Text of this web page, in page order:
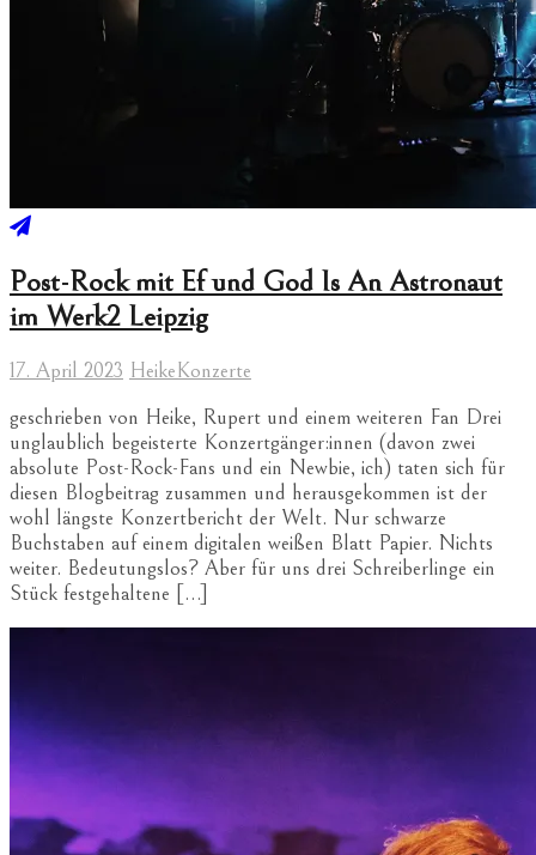
Post-Rock mit Ef und God Is An Astronaut
im Werk2 Leipzig
17. April 2023 HeikeKonzerte
geschrieben von Heike, Rupert und einem weiteren Fan Drei
unglaublich begeisterte Konzertgänger:innen (davon zwei
absolute Post-Rock-Fans und ein Newbie, ich) taten sich für
diesen Blogbeitrag zusammen und herausgekommen ist der
wohl längste Konzertbericht der Welt. Nur schwarze
Buchstaben auf einem digitalen weißen Blatt Papier. Nichts
weiter. Bedeutungslos? Aber für uns drei Schreiberlinge ein
Stück festgehaltene […]